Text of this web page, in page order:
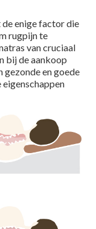
de enige factor die
rugpijn te
van cruciaal
bij de aankoop
gezonde en goede